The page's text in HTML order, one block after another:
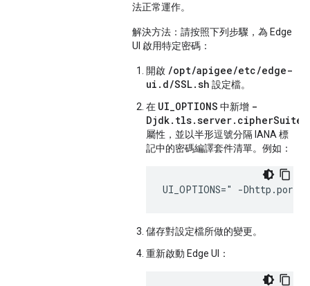
法正常運作。
解決方法： 請按照下列步驟，為 Edge
UI 啟用特定密碼：
開啟 /opt/apigee/etc/edge-
ui.d/SSL.sh 設定檔。
在 UI_OPTIONS 中新增 -
Djdk.tls.server.cipherSuites
屬性，並以半形逗號分隔 IANA 標
記中的密碼編譯套件清單。例如：
UI_OPTIONS=" -
儲存對設定檔所做的變更。
重新啟動 Edge UI：